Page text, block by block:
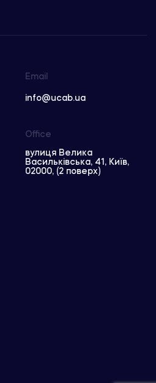
Email
info@ucab.ua
Office
вулиця Велика
Васильківська, 41, Київ,
02000, (2 поверх)